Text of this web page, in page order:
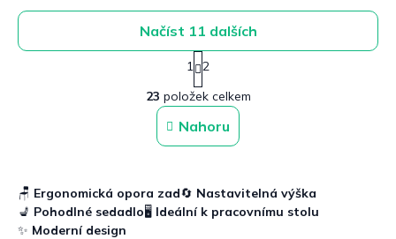
O
v
l
á
d
c
í
p
Načíst 11 dalších
S
t
r
á
k
o
n
í
1 2
23 položek celkem
Nahoru
🪑 Ergonomická opora zad🔄 Nastavitelná výška
💺 Pohodlné sedadlo🖥️ Ideální k pracovnímu stolu
✨ Moderní design